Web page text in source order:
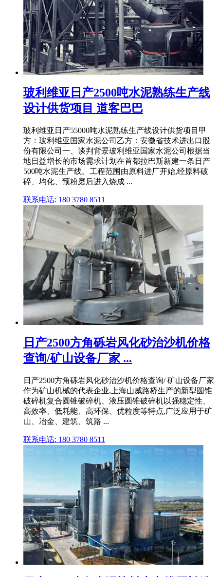
玻利维亚日产2500吨水泥熟练生产线
设计供货项目 道客巴巴
玻利维亚日产55000吨水泥熟练生产线设计供货项目甲
方：玻利维亚国家水泥公司乙方：安徽省技术进出口股
份有限公司一、谈判背景玻利维亚国家水泥公司根据当
地日益增长的市场需求计划在首都拉巴斯新建一条日产
500吨水泥生产线。工程范围由原料进厂开始,经原料破
碎、均化、预粉磨后进入烧成 ...
联系电话: 180 3780 8511
日产2500方角砾岩风化砂治沙机价格
查询/矿山设备厂家 ...
日产2500方角砾岩风化砂治沙机价格查询/ 矿山设备厂家
作为矿山机械的代表企业,上海山威路桥生产的新型圆锥
破碎机复合圆锥破碎机、液压圆锥破碎机以强稳定性、
高效率、低耗能、高环保、优粒度等特点,广泛应用于矿
山、冶金、建筑、筑路 ...
联系电话: 180 3780 8511